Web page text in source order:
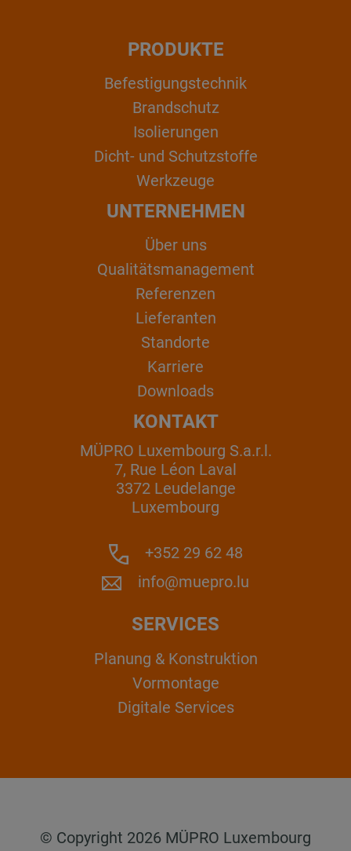
PRODUKTE
Befestigungstechnik
Brandschutz
Isolierungen
Dicht- und Schutzstoffe
Werkzeuge
UNTERNEHMEN
Über uns
Qualitätsmanagement
Referenzen
Lieferanten
Standorte
Karriere
Downloads
KONTAKT
MÜPRO Luxembourg S.a.r.l.
7, Rue Léon Laval
3372 Leudelange
Luxembourg
+352 29 62 48
info@muepro.lu
SERVICES
Planung & Konstruktion
Vormontage
Digitale Services
© Copyright 2026 MÜPRO Luxembourg